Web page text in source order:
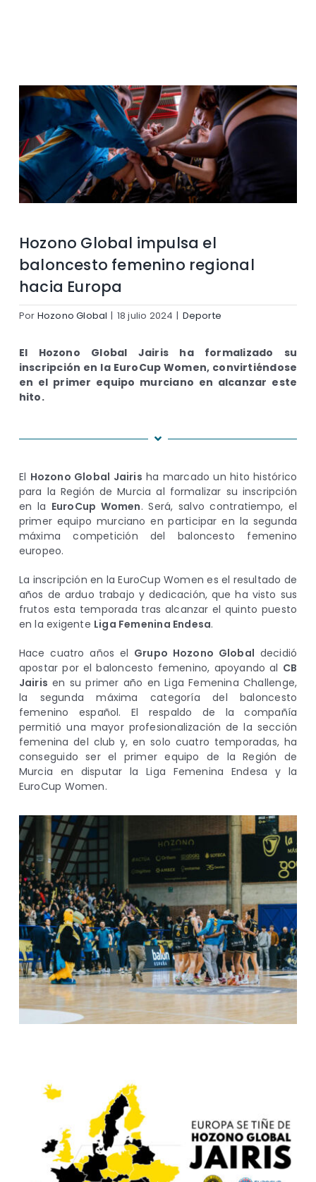
Hozono Global impulsa el
baloncesto femenino regional
hacia Europa
Por Hozono Global | 18 julio 2024 | Deporte
El Hozono Global Jairis ha formalizado su
inscripción en la EuroCup Women, convirtiéndose
en el primer equipo murciano en alcanzar este
hito.
El Hozono Global Jairis ha marcado un hito histórico
para la Región de Murcia al formalizar su inscripción
en la EuroCup Women. Será, salvo contratiempo, el
primer equipo murciano en participar en la segunda
máxima competición del baloncesto femenino
europeo.
La inscripción en la EuroCup Women es el resultado de
años de arduo trabajo y dedicación, que ha visto sus
frutos esta temporada tras alcanzar el quinto puesto
en la exigente Liga Femenina Endesa.
Hace cuatro años el Grupo Hozono Global decidió
apostar por el baloncesto femenino, apoyando al CB
Jairis en su primer año en Liga Femenina Challenge,
la segunda máxima categoría del baloncesto
femenino español. El respaldo de la compañía
permitió una mayor profesionalización de la sección
femenina del club y, en solo cuatro temporadas, ha
conseguido ser el primer equipo de la Región de
Murcia en disputar la Liga Femenina Endesa y la
EuroCup Women.